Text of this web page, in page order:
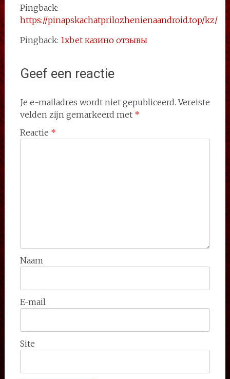
Pingback:
https://pinapskachatprilozhenienaandroid.top/kz/
Pingback: 1xbet казино отзывы
Geef een reactie
Je e-mailadres wordt niet gepubliceerd. Vereiste
velden zijn gemarkeerd met *
Reactie *
Naam
E-mail
Site